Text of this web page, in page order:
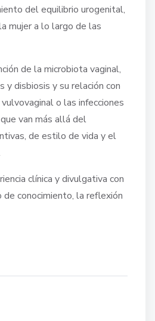
del equilibrio urogenital,
mujer a lo largo de las
de la microbiota vaginal,
y disbiosis y su relación con
o las infecciones
van más allá del
de estilo de vida y el
clínica y divulgativa con
conocimiento, la reflexión